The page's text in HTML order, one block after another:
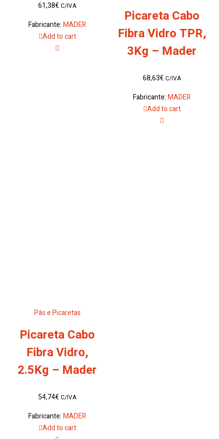
61,38€ C/IVA
Fabricante:MADER
Add to cart
Picareta Cabo
Fibra Vidro TPR,
3Kg – Mader
68,63€ C/IVA
Fabricante:MADER
Add to cart
Pás e Picaretas
Picareta Cabo
Fibra Vidro,
2.5Kg – Mader
54,74€ C/IVA
Fabricante:MADER
Add to cart